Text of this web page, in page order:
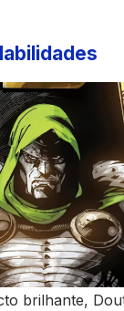
brilhante,